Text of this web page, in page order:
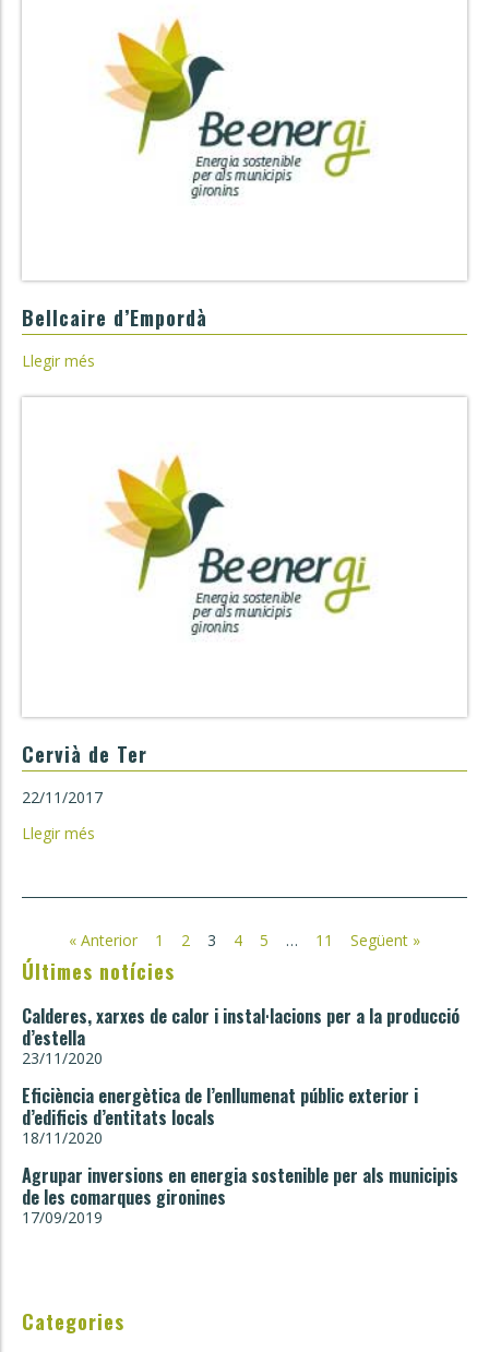
Bellcaire d’Empordà
Llegir més
Cervià de Ter
22/11/2017
Llegir més
« Anterior 1 2 3 4 5 … 11 Següent »
Últimes notícies
Calderes, xarxes de calor i instal·lacions per a la producció
d’estella
23/11/2020
Eficiència energètica de l’enllumenat públic exterior i
d’edificis d’entitats locals
18/11/2020
Agrupar inversions en energia sostenible per als municipis
de les comarques gironines
17/09/2019
Categories